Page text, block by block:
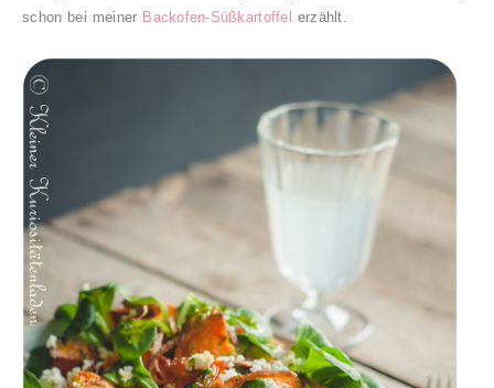
schon bei meiner Backofen-Süßkartoffel erzählt.